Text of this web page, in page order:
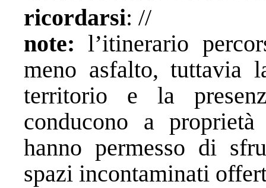
ricordarsi: //
note: l’itinerario
meno asfalto, tuttavia
territorio e la
conducono a
hanno permesso di
spazi incontaminati